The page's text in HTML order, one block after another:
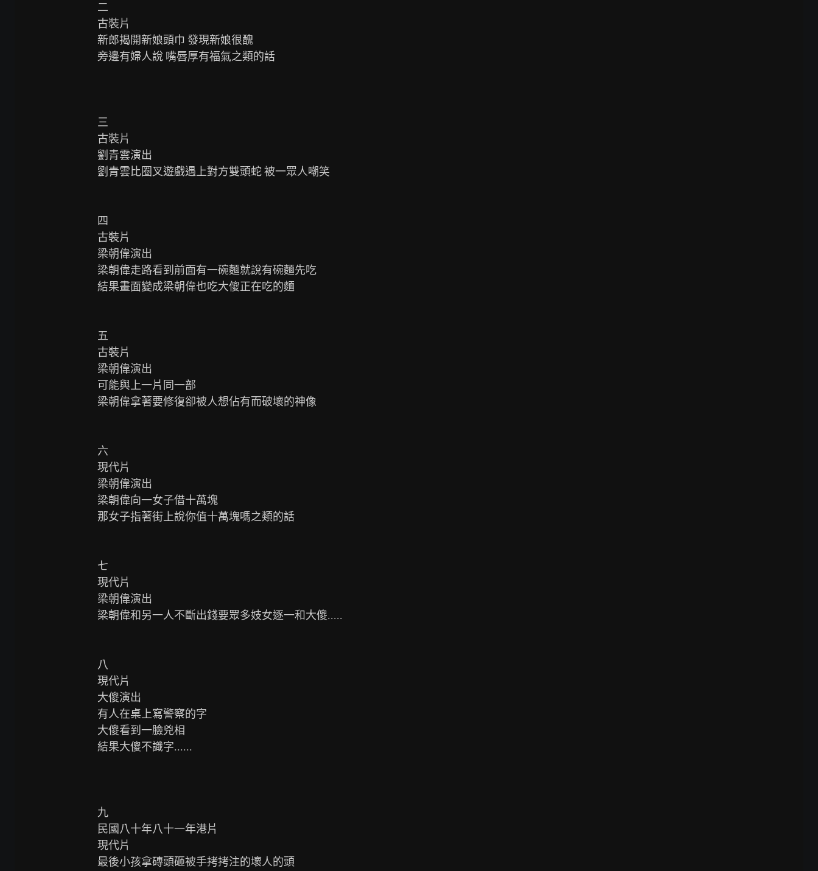
二
古裝片
新郎揭開新娘頭巾 發現新娘很醜
旁邊有婦人說 嘴唇厚有福氣之類的話
三
古裝片
劉青雲演出
劉青雲比圈叉遊戲遇上對方雙頭蛇 被一眾人嘲笑
四
古裝片
梁朝偉演出
梁朝偉走路看到前面有一碗麵就說有碗麵先吃
結果畫面變成梁朝偉也吃大傻正在吃的麵
五
古裝片
梁朝偉演出
可能與上一片同一部
梁朝偉拿著要修復卻被人想佔有而破壞的神像
六
現代片
梁朝偉演出
梁朝偉向一女子借十萬塊
那女子指著街上說你值十萬塊嗎之類的話
七
現代片
梁朝偉演出
梁朝偉和另一人不斷出錢要眾多妓女逐一和大傻.....
八
現代片
大傻演出
有人在桌上寫警察的字
大傻看到一臉兇相
結果大傻不識字......
九
民國八十年八十一年港片
現代片
最後小孩拿磚頭砸被手拷拷注的壞人的頭